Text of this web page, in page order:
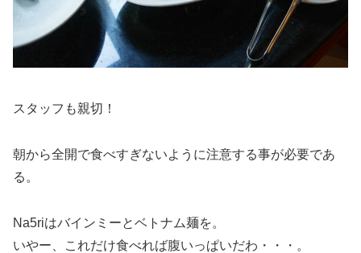
スタッフも親切！
朝から全開で食べすぎないように注意する事が必要であ
る。
Na5riはバインミーとベトナム麺を。
いやー、これだけ食べれば腹いっぱいだわ・・・。